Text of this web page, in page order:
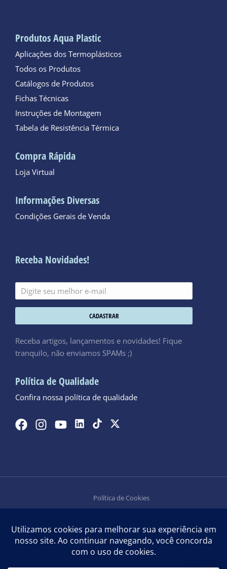
Produtos Aqua Plastic
Aplicações dos Termoplásticos
Todos os Produtos
Catálogos de Produtos
Fichas Técnicas
Instruções de Montagem
Tabela de Resistência Térmica
Compra Rápida
Loja Virtual
Informações Diversas
Condições Gerais de Venda
Receba Novidades!
CADASTRAR
Receba artigos, lançamentos e novidades! Fique
tranquilo, não enviamos SPAMs ;)
Política de Qualidade
Confira nossa política de qualidade
Política de Cookies